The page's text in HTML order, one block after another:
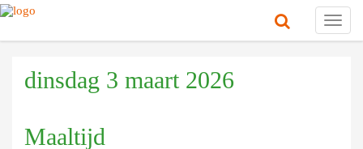
dinsdag 3 maart 2026
Maaltijd